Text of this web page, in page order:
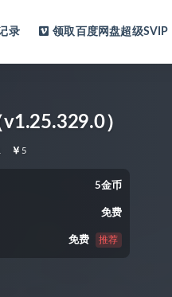
录 领取百度网盘超级SVIP
）
5
5金币
免费
免费 推荐